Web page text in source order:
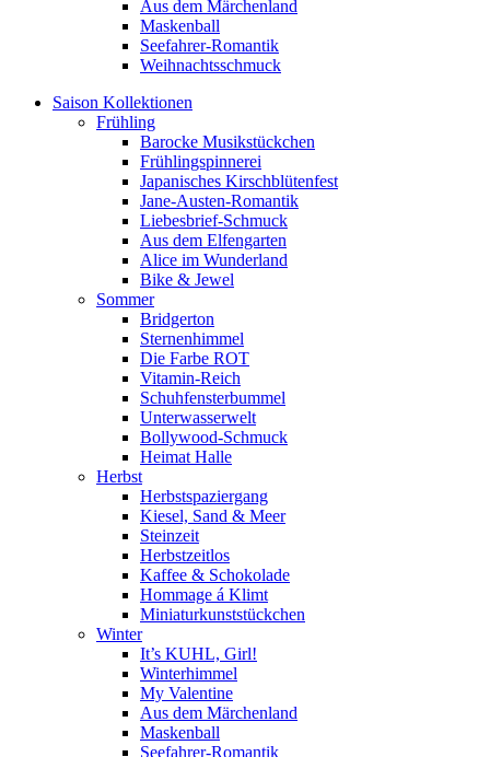
Aus dem Märchenland
Maskenball
Seefahrer-Romantik
Weihnachtsschmuck
Saison Kollektionen
Frühling
Barocke Musikstückchen
Frühlingspinnerei
Japanisches Kirschblütenfest
Jane-Austen-Romantik
Liebesbrief-Schmuck
Aus dem Elfengarten
Alice im Wunderland
Bike & Jewel
Sommer
Bridgerton
Sternenhimmel
Die Farbe ROT
Vitamin-Reich
Schuhfensterbummel
Unterwasserwelt
Bollywood-Schmuck
Heimat Halle
Herbst
Herbstspaziergang
Kiesel, Sand & Meer
Steinzeit
Herbstzeitlos
Kaffee & Schokolade
Hommage á Klimt
Miniaturkunststückchen
Winter
It’s KUHL, Girl!
Winterhimmel
My Valentine
Aus dem Märchenland
Maskenball
Seefahrer-Romantik